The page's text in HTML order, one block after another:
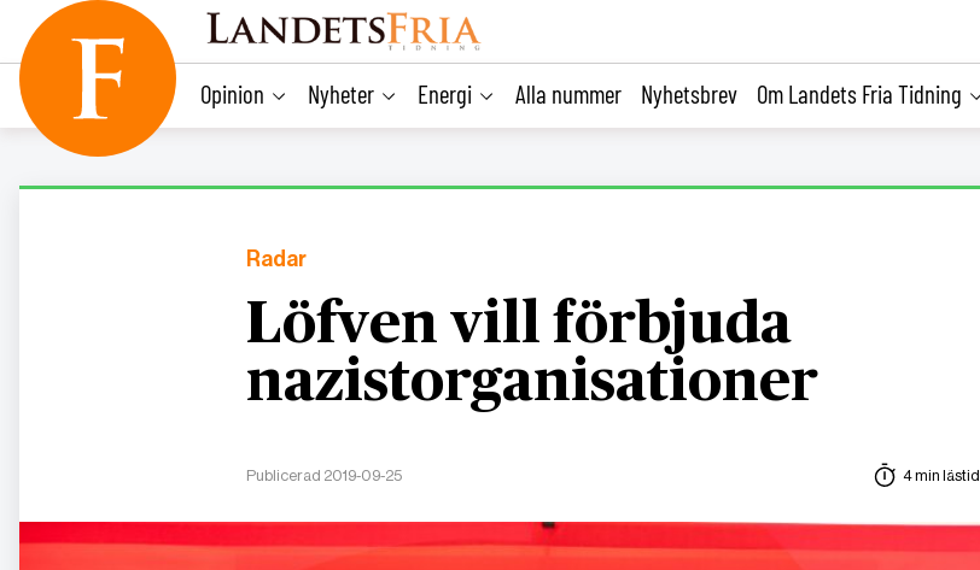
content
Opinion Nyheter Energi Alla nummer Nyhetsbrev Om Landets Fria Tidning
Radar
Löfven vill förbjuda
nazistorganisationer
Publicerad 2019-09-25 4 min lästid